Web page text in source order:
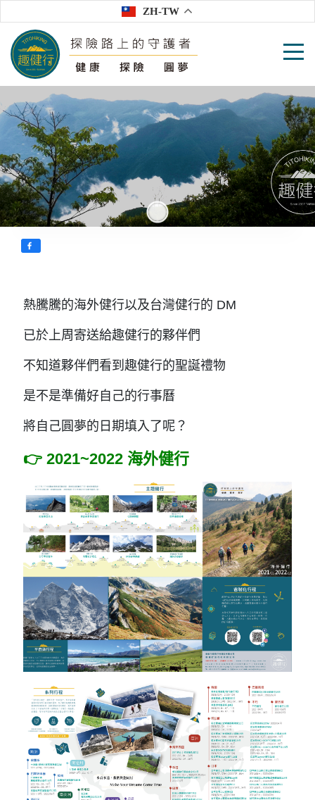
ZH-TW
2021~2022 海外、台灣健行 DM
熱騰騰的海外健行以及台灣健行的 DM
已於上周寄送給趣健行的夥伴們
不知道夥伴們看到趣健行的聖誕禮物
是不是準備好自己的行事曆
將自己圓夢的日期填入了呢？
👉️ 2021~2022 海外健行